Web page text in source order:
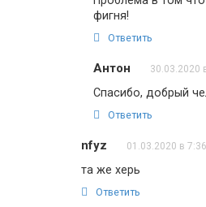
фигня!
Ответить
Антон 30.03.2020
Спасибо, добрый
Ответить
nfyz 01.03.2020 в
та же херь
Ответить